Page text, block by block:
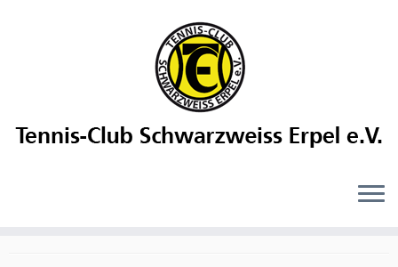
Sommerfest am 27.06.2026
findet aufgrund der starken